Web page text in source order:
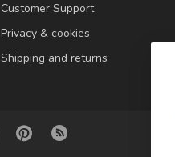
Customer Support
Privacy & cookies
Shipping and returns